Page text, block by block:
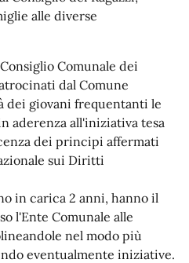
alle diverse
Comunale dei
dal Comune
dei giovani frequentanti le
aderenza all'iniziativa tesa
dei principi affermati
sui Diritti
in carica 2 anni, hanno il
l'Ente Comunale alle
nel modo più
eventualmente iniziative.